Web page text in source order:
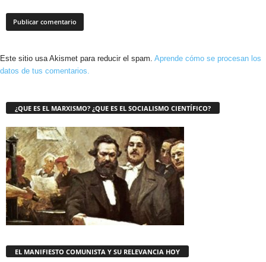
Este sitio usa Akismet para reducir el spam. Aprende cómo se procesan los
datos de tus comentarios.
¿QUE ES EL MARXISMO? ¿QUE ES EL SOCIALISMO CIENTÍFICO?
EL MANIFIESTO COMUNISTA Y SU RELEVANCIA HOY